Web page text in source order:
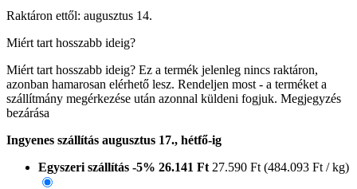
Raktáron ettől: augusztus 14.
Miért tart hosszabb ideig?
Miért tart hosszabb ideig? Ez a termék jelenleg nincs raktáron,
azonban hamarosan elérhető lesz. Rendeljen most - a terméket a
szállítmány megérkezése után azonnal küldeni fogjuk. Megjegyzés
bezárása
Ingyenes szállítás augusztus 17., hétfő-ig
Egyszeri szállítás -5% 26.141 Ft 27.590 Ft (484.093 Ft / kg)